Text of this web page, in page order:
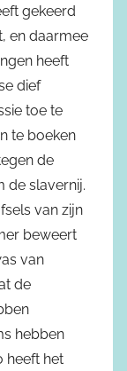
gekeerd
en daarmee
heeft
dief
toe te
te boeken
de
de slavernij.
van zijn
beweert
van
de
hebben
heeft het